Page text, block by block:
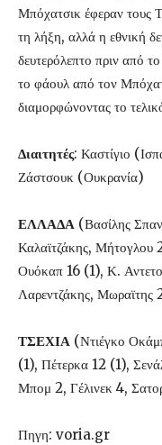
Μπόχατσικ έφεραν τους
τη λήξη, αλλά η εθνική
δευτερόλεπτο πριν από
το φάουλ από τον
διαμορφώνοντας το
Διαιτητές: Καστίγιο
Ζάστσουκ (Ουκρανία)
ΕΛΛΑΔΑ (Βασίλης
Καλαϊτζάκης, Μήτογλου
Ουόκαπ 16 (1), Κ.
Λαρεντζάκης,
ΤΣΕΧΙΑ (Ντιέγκο
(1), Πέτερκα 12 (1),
Μπομ 2, Γέλινεκ 4,
Πηγη: voria.gr